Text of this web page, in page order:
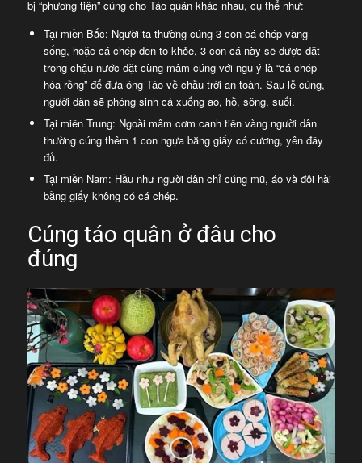
bị “phương tiện” cúng cho Táo quân khác nhau, cụ thể như:
Tại miền Bắc: Người ta thường cúng 3 con cá chép vàng
sống, hoặc cá chép đen to khỏe, 3 con cá này sẽ được đặt
trong chậu nước đặt cùng mâm cúng với ngụ ý là “cá chép
hóa rồng” để đưa ông Táo về chầu trời an toàn. Sau lễ cúng,
người dân sẽ phóng sinh cá xuống ao, hồ, sông, suối.
Tại miền Trung: Ngoài mâm cơm canh tiền vàng người dân
thường cúng thêm 1 con ngựa bằng giấy có cương, yên đầy
đủ.
Tại miền Nam: Hầu như người dân chỉ cúng mũ, áo và đôi hài
bằng giấy không có cá chép.
Cúng táo quân ở đâu cho
đúng